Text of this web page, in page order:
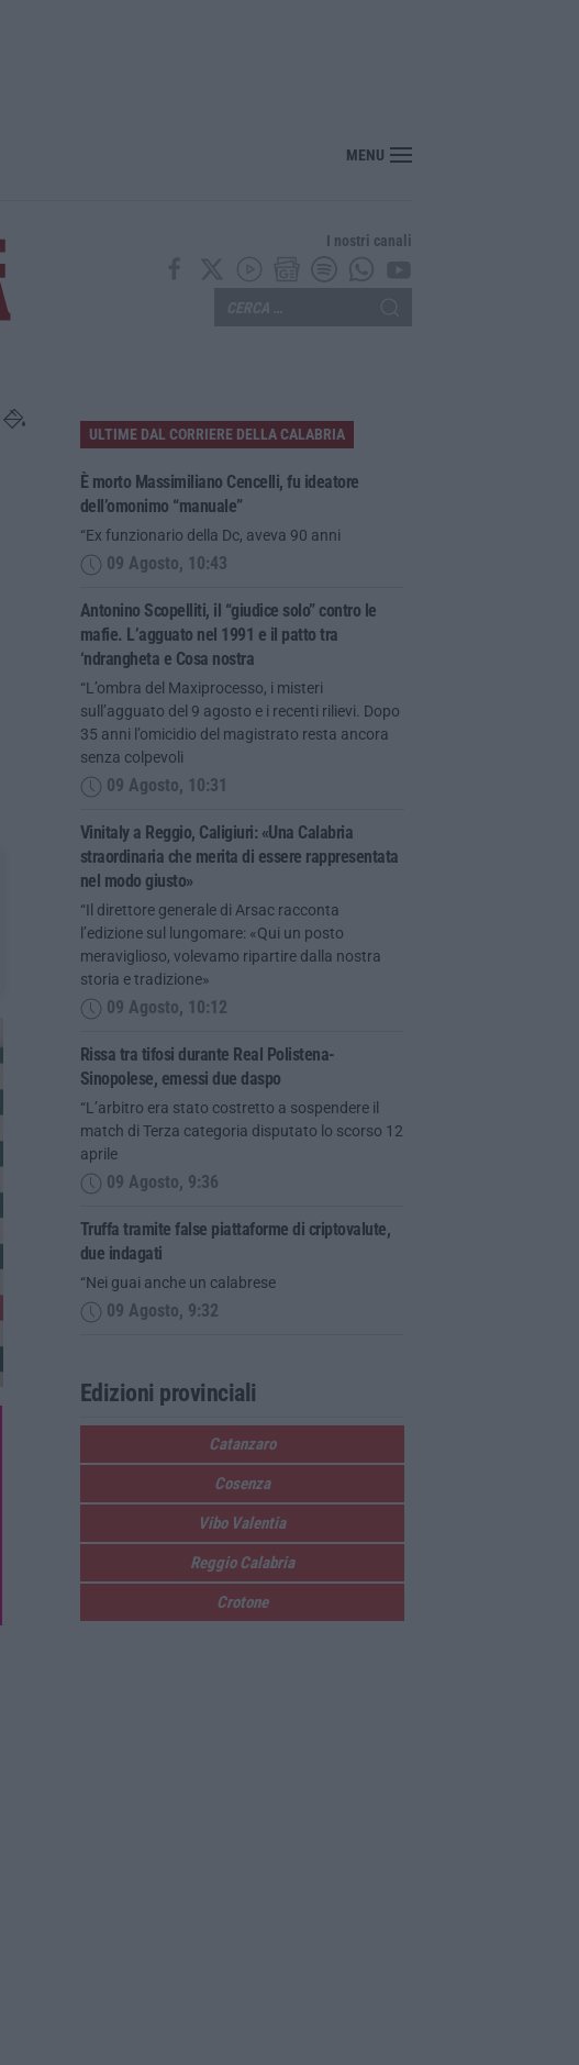
MENU
I nostri canali
ULTIME DAL CORRIERE DELLA CALABRIA
È morto Massimiliano Cencelli, fu ideatore
dell’omonimo “manuale”
“Ex funzionario della Dc, aveva 90 anni
09 Agosto, 10:43
Antonino Scopelliti, il “giudice solo” contro le
mafie. L’agguato nel 1991 e il patto tra
‘ndrangheta e Cosa nostra
“L’ombra del Maxiprocesso, i misteri
sull’agguato del 9 agosto e i recenti rilievi. Dopo
35 anni l’omicidio del magistrato resta ancora
senza colpevoli
09 Agosto, 10:31
Vinitaly a Reggio, Caligiuri: «Una Calabria
straordinaria che merita di essere rappresentata
nel modo giusto»
“Il direttore generale di Arsac racconta
l’edizione sul lungomare: «Qui un posto
meraviglioso, volevamo ripartire dalla nostra
storia e tradizione»
09 Agosto, 10:12
Rissa tra tifosi durante Real Polistena-
Sinopolese, emessi due daspo
“L’arbitro era stato costretto a sospendere il
match di Terza categoria disputato lo scorso 12
aprile
09 Agosto, 9:36
Truffa tramite false piattaforme di criptovalute,
due indagati
“Nei guai anche un calabrese
09 Agosto, 9:32
Edizioni provinciali
Catanzaro
Cosenza
Vibo Valentia
Reggio Calabria
Crotone